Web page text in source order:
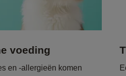
voeding
en -allergieën komen